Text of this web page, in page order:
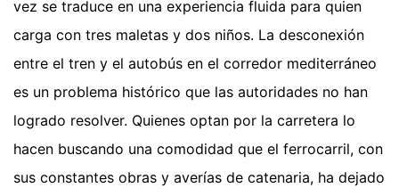
vez se traduce en una experiencia fluida para quien
carga con tres maletas y dos niños. La desconexión
entre el tren y el autobús en el corredor mediterráneo
es un problema histórico que las autoridades no han
logrado resolver. Quienes optan por la carretera lo
hacen buscando una comodidad que el ferrocarril, con
sus constantes obras y averías de catenaria, ha dejado